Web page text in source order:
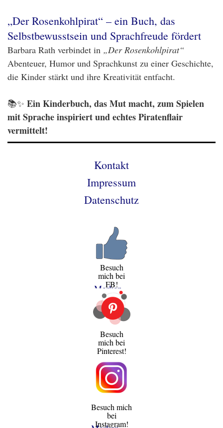
„Der Rosenkohlpirat“ – ein Buch, das
Selbstbewusstsein und Sprachfreude fördert
Barbara Rath verbindet in „Der Rosenkohlpirat“
Abenteuer, Humor und Sprachkunst zu einer Geschichte,
die Kinder stärkt und ihre Kreativität entfacht.
📚✨ Ein Kinderbuch, das Mut macht, zum Spielen
mit Sprache inspiriert und echtes Piratenflair
vermittelt!
Kontakt
Impressum
Datenschutz
Besuch
mich bei
FB!
Merken
Besuch
mich bei
Pinterest!
Besuch mich
bei
Instagram!